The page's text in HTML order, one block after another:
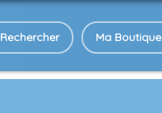
Rechercher Ma Boutique